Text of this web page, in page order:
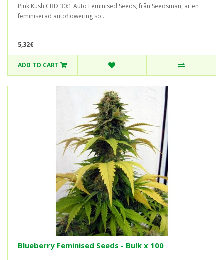
Pink Kush CBD 30:1 Auto Feminised Seeds, från Seedsman, är en
feminiserad autoflowering so..
5,32€
ADD TO CART
Blueberry Feminised Seeds - Bulk x 100